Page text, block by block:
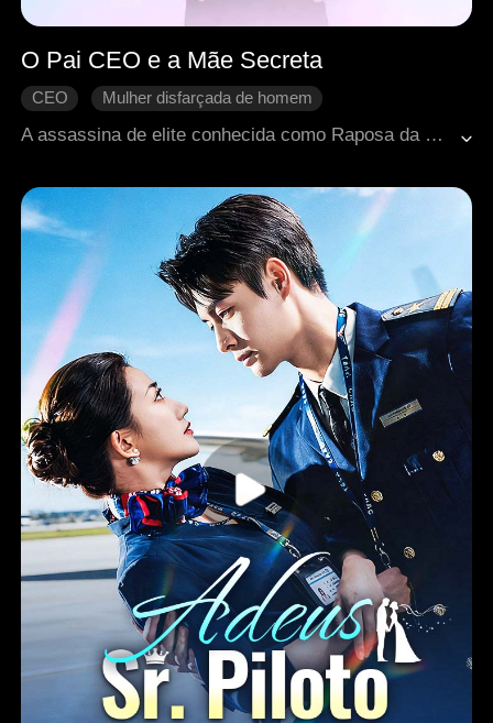
O Pai CEO e a Mãe Secreta
CEO
Mulher disfarçada de homem
Romance moderno
A assassina de elite conhecida como Raposa da Neve tinha morrido durante uma missão e passado por uma transformação misteriosa, despertando em Cassandra uma nova vida. Logo que despertou, sua mãe planejou um encontro com Brandon, chefe da família mais influente de Rilas. Os dois tiveram uma noite de paixão. Cinco anos depois, Cassandra retornou do exterior acompanhada de seu filho, Bryson. Quando Bryson foi sequestrado por Brandon, Cassandra não teve escolha a não ser assumir uma identidade secreta, disfarçando-se como guarda-costas de Brandon. Com o convívio diário, eles se apaixonaram, culminando em um reencontro familiar perfeito para os três.